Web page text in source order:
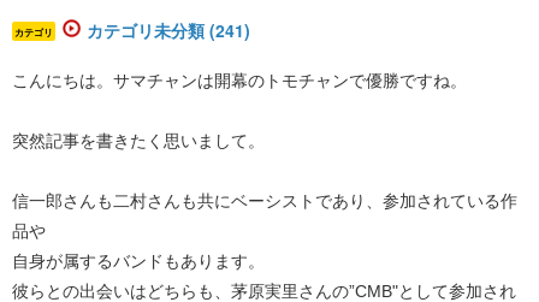
カテゴリ カテゴリ未分類 (241)
こんにちは。サマチャンは開幕のトモチャンで優勝ですね。
突然記事を書きたく思いまして。
信一郎さんも二村さんも共にベーシストであり、参加されている作
品や
自身が属するバンドもあります。
彼らとの出会いはどちらも、茅原実里さんの”CMB"として参加され